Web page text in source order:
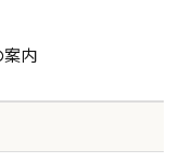
案内